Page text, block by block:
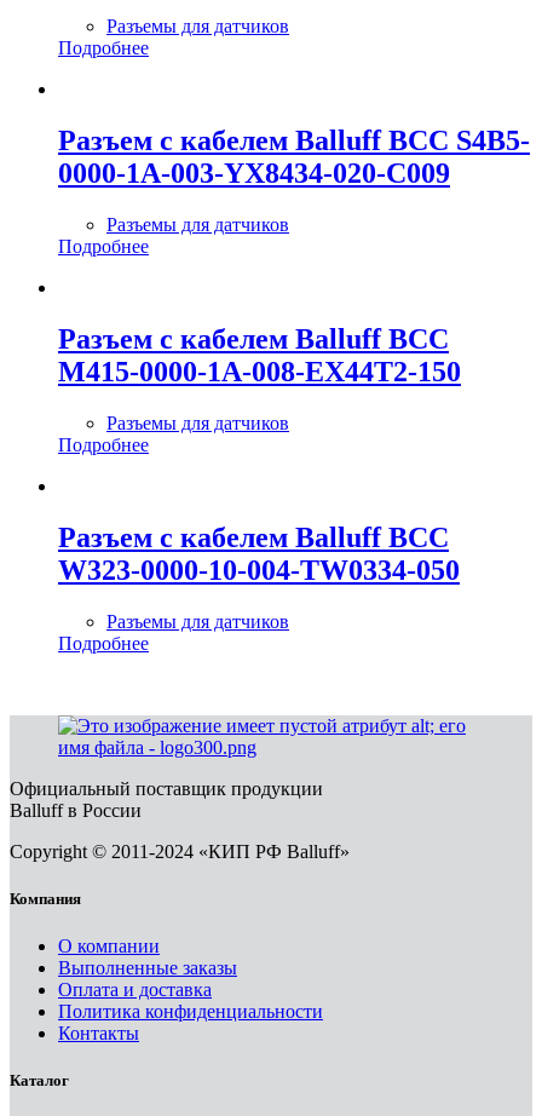
Разъемы для датчиков
Подробнее
Разъем с кабелем Balluff BCC S4B5-
0000-1A-003-YX8434-020-C009
Разъемы для датчиков
Подробнее
Разъем с кабелем Balluff BCC
M415-0000-1A-008-EX44T2-150
Разъемы для датчиков
Подробнее
Разъем с кабелем Balluff BCC
W323-0000-10-004-TW0334-050
Разъемы для датчиков
Подробнее
Официальный поставщик продукции
Balluff в России
Copyright © 2011-2024 «КИП РФ Balluff»
Компания
О компании
Выполненные заказы
Оплата и доставка
Политика конфиденциальности
Контакты
Каталог